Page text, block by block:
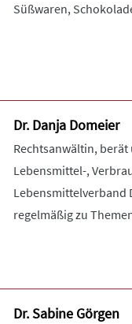
Süßwaren,
Dr. Danja Domeier
Rechtsanwältin,
Lebensmittel-,
Lebensmittelverband
regelmäßig zu
Dr. Sabine Görgen